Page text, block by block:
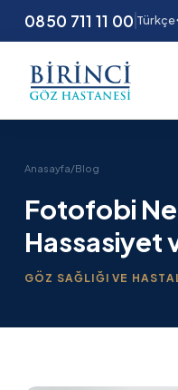
0850 711 11 00 Türkçe
Anasayfa/Blog
Fotofobi
Hassasiyet
GÖZ SAĞLIĞI VE